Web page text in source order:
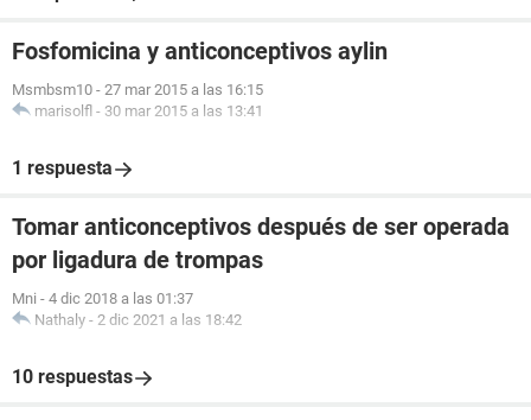
Fosfomicina y anticonceptivos aylin
Msmbsm10 - 27 mar 2015 a las 16:15
marisolfl - 30 mar 2015 a las 13:41
1 respuesta
Tomar anticonceptivos después de ser operada
por ligadura de trompas
Mni - 4 dic 2018 a las 01:37
Nathaly - 2 dic 2021 a las 18:42
10 respuestas